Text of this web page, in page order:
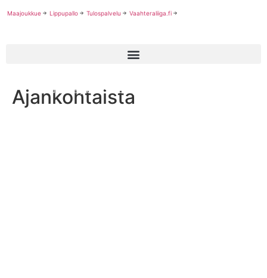
Maajoukkue Lippupallo Tulospalvelu Vaahteraliiga.fi
Ajankohtaista
Jefu Store jatkaa SAJL:n pelivarusteiden